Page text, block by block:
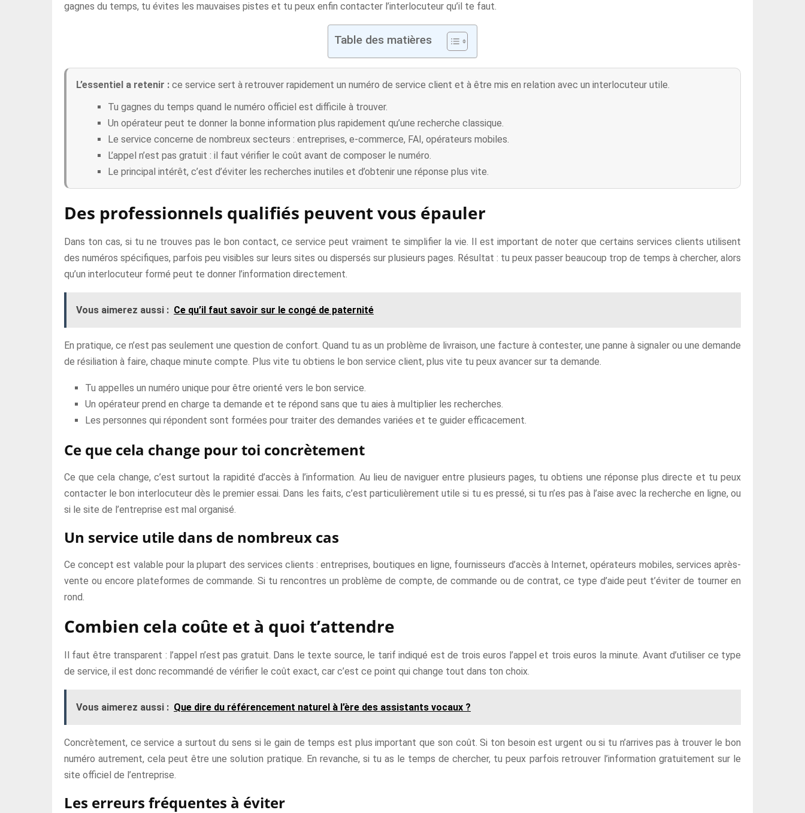
gagnes du temps, tu évites les mauvaises pistes et tu peux enfin contacter l’interlocuteur qu’il te faut.
Table des matières
L’essentiel a retenir : ce service sert à retrouver rapidement un numéro de service client et à être mis en relation avec un interlocuteur utile.
Tu gagnes du temps quand le numéro officiel est difficile à trouver.
Un opérateur peut te donner la bonne information plus rapidement qu’une recherche classique.
Le service concerne de nombreux secteurs : entreprises, e-commerce, FAI, opérateurs mobiles.
L’appel n’est pas gratuit : il faut vérifier le coût avant de composer le numéro.
Le principal intérêt, c’est d’éviter les recherches inutiles et d’obtenir une réponse plus vite.
Des professionnels qualifiés peuvent vous épauler
Dans ton cas, si tu ne trouves pas le bon contact, ce service peut vraiment te simplifier la vie. Il est important de noter que certains services clients utilisent
des numéros spécifiques, parfois peu visibles sur leurs sites ou dispersés sur plusieurs pages. Résultat : tu peux passer beaucoup trop de temps à chercher, alors
qu’un interlocuteur formé peut te donner l’information directement.
Vous aimerez aussi : Ce qu’il faut savoir sur le congé de paternité
En pratique, ce n’est pas seulement une question de confort. Quand tu as un problème de livraison, une facture à contester, une panne à signaler ou une demande
de résiliation à faire, chaque minute compte. Plus vite tu obtiens le bon service client, plus vite tu peux avancer sur ta demande.
Tu appelles un numéro unique pour être orienté vers le bon service.
Un opérateur prend en charge ta demande et te répond sans que tu aies à multiplier les recherches.
Les personnes qui répondent sont formées pour traiter des demandes variées et te guider efficacement.
Ce que cela change pour toi concrètement
Ce que cela change, c’est surtout la rapidité d’accès à l’information. Au lieu de naviguer entre plusieurs pages, tu obtiens une réponse plus directe et tu peux
contacter le bon interlocuteur dès le premier essai. Dans les faits, c’est particulièrement utile si tu es pressé, si tu n’es pas à l’aise avec la recherche en ligne, ou
si le site de l’entreprise est mal organisé.
Un service utile dans de nombreux cas
Ce concept est valable pour la plupart des services clients : entreprises, boutiques en ligne, fournisseurs d’accès à Internet, opérateurs mobiles, services après-
vente ou encore plateformes de commande. Si tu rencontres un problème de compte, de commande ou de contrat, ce type d’aide peut t’éviter de tourner en
rond.
Combien cela coûte et à quoi t’attendre
Il faut être transparent : l’appel n’est pas gratuit. Dans le texte source, le tarif indiqué est de trois euros l’appel et trois euros la minute. Avant d’utiliser ce type
de service, il est donc recommandé de vérifier le coût exact, car c’est ce point qui change tout dans ton choix.
Vous aimerez aussi : Que dire du référencement naturel à l’ère des assistants vocaux ?
Concrètement, ce service a surtout du sens si le gain de temps est plus important que son coût. Si ton besoin est urgent ou si tu n’arrives pas à trouver le bon
numéro autrement, cela peut être une solution pratique. En revanche, si tu as le temps de chercher, tu peux parfois retrouver l’information gratuitement sur le
site officiel de l’entreprise.
Les erreurs fréquentes à éviter